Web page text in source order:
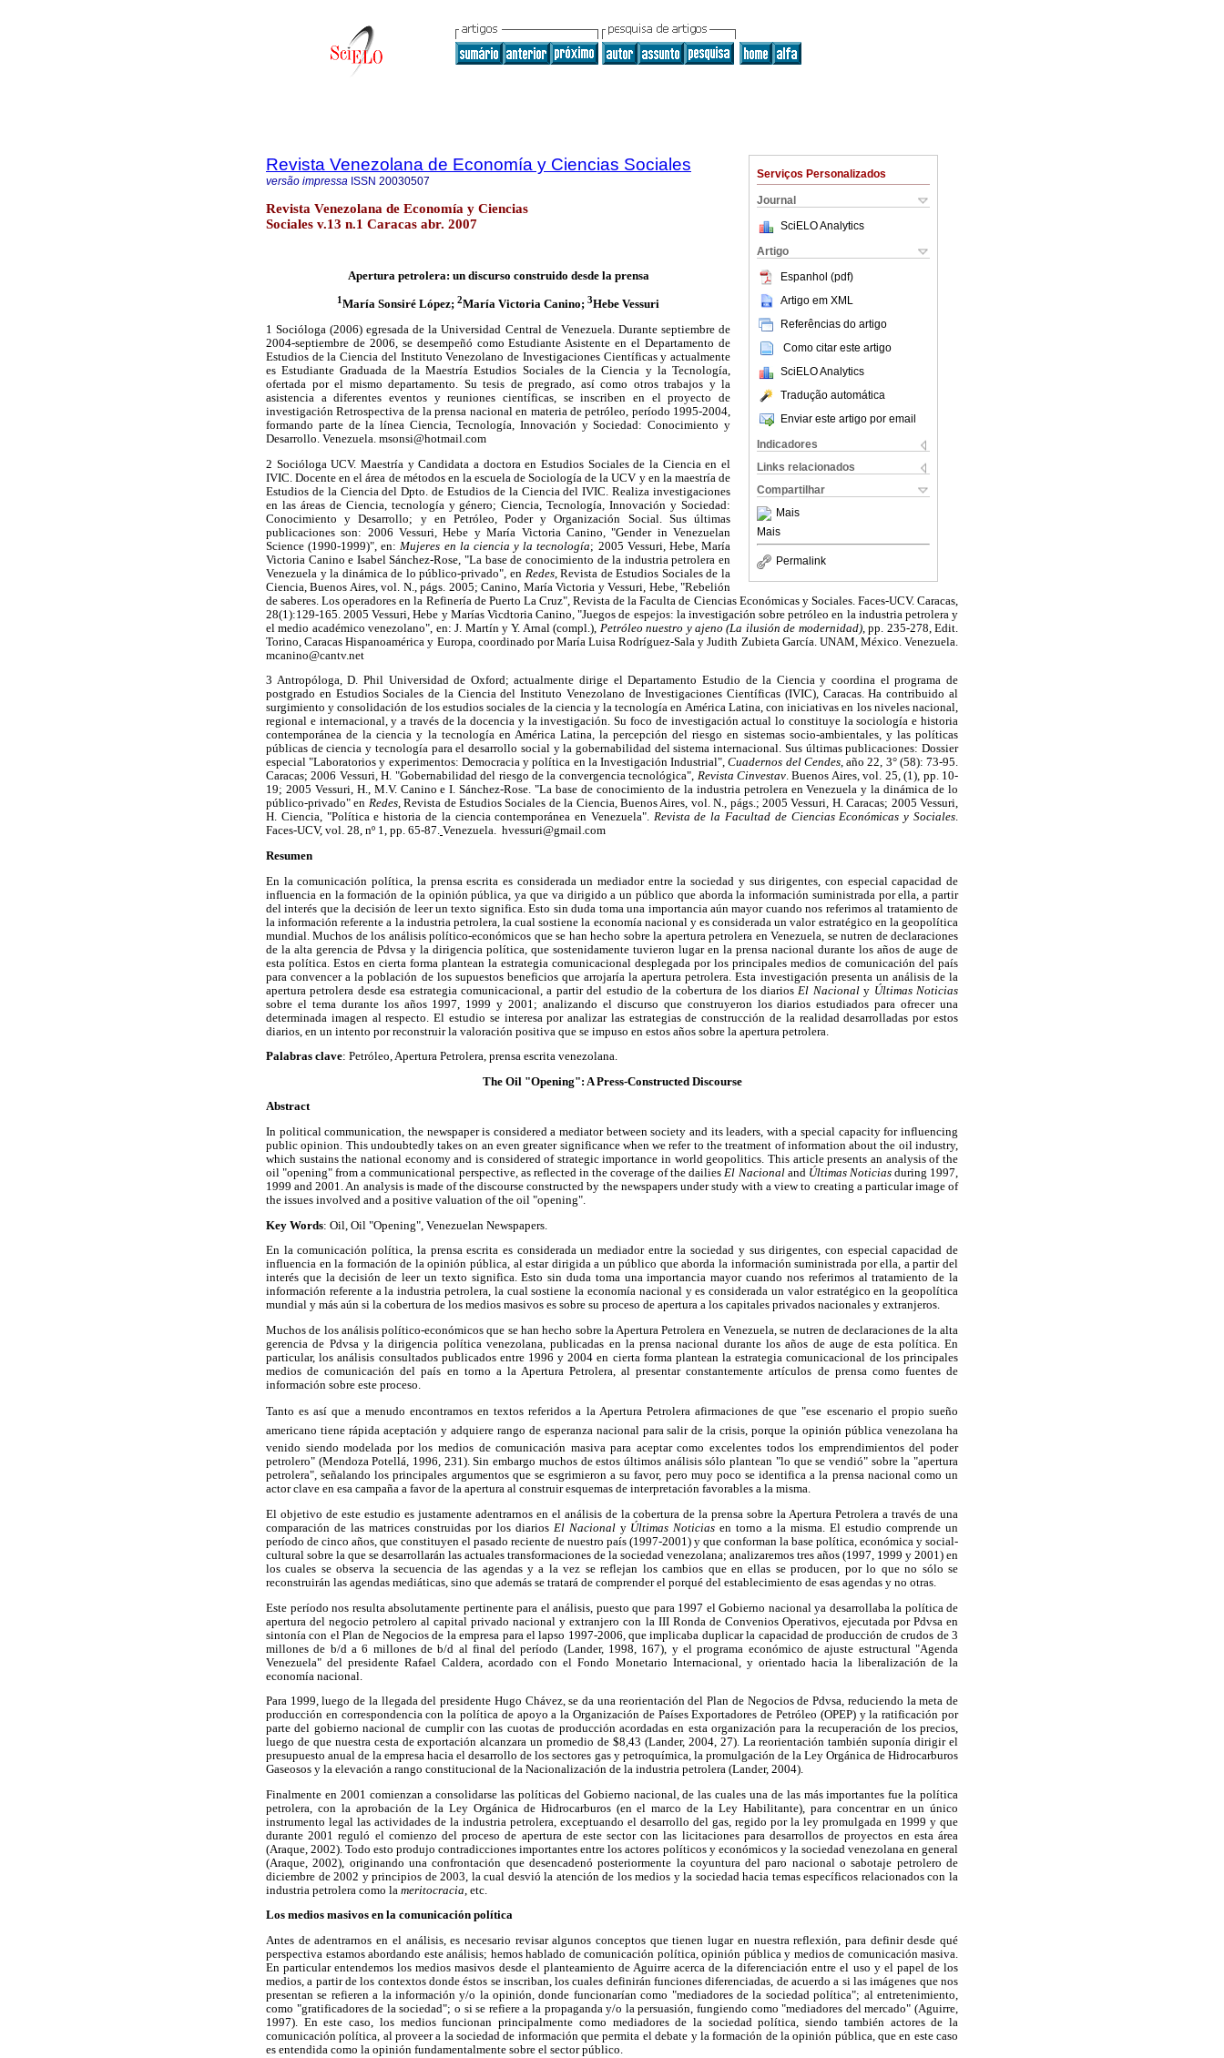
Serviços Personalizados
Journal
SciELO Analytics
Artigo
Espanhol (pdf)
Artigo em XML
Referências do artigo
Como citar este artigo
SciELO Analytics
Tradução automática
Enviar este artigo por email
Indicadores
Links relacionados
Compartilhar
Mais
Mais
Permalink
Revista Venezolana de Economía y Ciencias Sociales
versão impressa ISSN 20030507
Revista Venezolana de Economía y Ciencias
Sociales v.13 n.1 Caracas abr. 2007
Apertura petrolera: un discurso construido desde la prensa
1María Sonsiré López; 2María Victoria Canino; 3Hebe Vessuri
1 Socióloga (2006) egresada de la Universidad Central de Venezuela. Durante septiembre de
2004-septiembre de 2006, se desempeñó como Estudiante Asistente en el Departamento de
Estudios de la Ciencia del Instituto Venezolano de Investigaciones Científicas y actualmente
es Estudiante Graduada de la Maestría Estudios Sociales de la Ciencia y la Tecnología,
ofertada por el mismo departamento. Su tesis de pregrado, así como otros trabajos y la
asistencia a diferentes eventos y reuniones científicas, se inscriben en el proyecto de
investigación Retrospectiva de la prensa nacional en materia de petróleo, período 1995-2004,
formando parte de la línea Ciencia, Tecnología, Innovación y Sociedad: Conocimiento y
Desarrollo. Venezuela. msonsi@hotmail.com
2 Socióloga UCV. Maestría y Candidata a doctora en Estudios Sociales de la Ciencia en el
IVIC. Docente en el área de métodos en la escuela de Sociología de la UCV y en la maestría de
Estudios de la Ciencia del Dpto. de Estudios de la Ciencia del IVIC. Realiza investigaciones
en las áreas de Ciencia, tecnología y género; Ciencia, Tecnología, Innovación y Sociedad:
Conocimiento y Desarrollo; y en Petróleo, Poder y Organización Social. Sus últimas
publicaciones son: 2006 Vessuri, Hebe y María Victoria Canino, "Gender in Venezuelan
Science (1990-1999)", en: Mujeres en la ciencia y la tecnología; 2005 Vessuri, Hebe, María
Victoria Canino e Isabel Sánchez-Rose, "La base de conocimiento de la industria petrolera en
Venezuela y la dinámica de lo público-privado", en Redes, Revista de Estudios Sociales de la
Ciencia, Buenos Aires, vol. N., págs. 2005; Canino, María Victoria y Vessuri, Hebe, "Rebelión
de saberes. Los operadores en la Refinería de Puerto La Cruz", Revista de la Faculta de Ciencias Económicas y Sociales. Faces-UCV. Caracas,
28(1):129-165. 2005 Vessuri, Hebe y Marías Vicdtoria Canino, "Juegos de espejos: la investigación sobre petróleo en la industria petrolera y
el medio académico venezolano", en: J. Martín y Y. Arnal (compl.), Petróleo nuestro y ajeno (La ilusión de modernidad), pp. 235-278, Edit.
Torino, Caracas Hispanoamérica y Europa, coordinado por María Luisa Rodríguez-Sala y Judith Zubieta García. UNAM, México. Venezuela.
mcanino@cantv.net
3 Antropóloga, D. Phil Universidad de Oxford; actualmente dirige el Departamento Estudio de la Ciencia y coordina el programa de
postgrado en Estudios Sociales de la Ciencia del Instituto Venezolano de Investigaciones Científicas (IVIC), Caracas. Ha contribuido al
surgimiento y consolidación de los estudios sociales de la ciencia y la tecnología en América Latina, con iniciativas en los niveles nacional,
regional e internacional, y a través de la docencia y la investigación. Su foco de investigación actual lo constituye la sociología e historia
contemporánea de la ciencia y la tecnología en América Latina, la percepción del riesgo en sistemas socio-ambientales, y las políticas
públicas de ciencia y tecnología para el desarrollo social y la gobernabilidad del sistema internacional. Sus últimas publicaciones: Dossier
especial "Laboratorios y experimentos: Democracia y política en la Investigación Industrial",Cuadernos del Cendes, año 22, 3° (58): 73-95.
Caracas; 2006 Vessuri, H. "Gobernabilidad del riesgo de la convergencia tecnológica", Revista Cinvestav. Buenos Aires, vol. 25, (1), pp. 10-
19; 2005 Vessuri, H., M.V. Canino e I. Sánchez-Rose. "La base de conocimiento de la industria petrolera en Venezuela y la dinámica de lo
público-privado" en Redes, Revista de Estudios Sociales de la Ciencia, Buenos Aires, vol. N., págs.; 2005 Vessuri, H. Caracas; 2005 Vessuri,
H. Ciencia, "Política e historia de la ciencia contemporánea en Venezuela". Revista de la Facultad de Ciencias Económicas y Sociales.
Faces-UCV, vol. 28, nº 1, pp. 65-87. Venezuela. hvessuri@gmail.com
Resumen
En la comunicación política, la prensa escrita es considerada un mediador entre la sociedad y sus dirigentes, con especial capacidad de
influencia en la formación de la opinión pública, ya que va dirigido a un público que aborda la información suministrada por ella, a partir
del interés que la decisión de leer un texto significa. Esto sin duda toma una importancia aún mayor cuando nos referimos al tratamiento de
la información referente a la industria petrolera, la cual sostiene la economía nacional y es considerada un valor estratégico en la geopolítica
mundial. Muchos de los análisis político-económicos que se han hecho sobre la apertura petrolera en Venezuela, se nutren de declaraciones
de la alta gerencia de Pdvsa y la dirigencia política, que sostenidamente tuvieron lugar en la prensa nacional durante los años de auge de
esta política. Estos en cierta forma plantean la estrategia comunicacional desplegada por los principales medios de comunicación del país
para convencer a la población de los supuestos beneficios que arrojaría la apertura petrolera. Esta investigación presenta un análisis de la
apertura petrolera desde esa estrategia comunicacional, a partir del estudio de la cobertura de los diarios El Nacionaly Últimas Noticias
sobre el tema durante los años 1997, 1999 y 2001; analizando el discurso que construyeron los diarios estudiados para ofrecer una
determinada imagen al respecto. El estudio se interesa por analizar las estrategias de construcción de la realidad desarrolladas por estos
diarios, en un intento por reconstruir la valoración positiva que se impuso en estos años sobre la apertura petrolera.
Palabras clave: Petróleo, Apertura Petrolera, prensa escrita venezolana.
The Oil "Opening": A Press-Constructed Discourse
Abstract
In political communication, the newspaper is considered a mediator between society and its leaders, with a special capacity for influencing
public opinion. This undoubtedly takes on an even greater significance when we refer to the treatment of information about the oil industry,
which sustains the national economy and is considered of strategic importance in world geopolitics. This article presents an analysis of the
oil "opening" from a communicational perspective, as reflected in the coverage of the dailiesEl Nacionaland Últimas Noticiasduring 1997,
1999 and 2001. An analysis is made of the discourse constructed by the newspapers under study with a view to creating a particular image of
the issues involved and a positive valuation of the oil "opening".
Key Words: Oil, Oil "Opening", Venezuelan Newspapers.
En la comunicación política, la prensa escrita es considerada un mediador entre la sociedad y sus dirigentes, con especial capacidad de
influencia en la formación de la opinión pública, al estar dirigida a un público que aborda la información suministrada por ella, a partir del
interés que la decisión de leer un texto significa. Esto sin duda toma una importancia mayor cuando nos referimos al tratamiento de la
información referente a la industria petrolera, la cual sostiene la economía nacional y es considerada un valor estratégico en la geopolítica
mundial y más aún si la cobertura de los medios masivos es sobre su proceso de apertura a los capitales privados nacionales y extranjeros.
Muchos de los análisis político-económicos que se han hecho sobre la Apertura Petrolera en Venezuela, se nutren de declaraciones de la alta
gerencia de Pdvsa y la dirigencia política venezolana, publicadas en la prensa nacional durante los años de auge de esta política. En
particular, los análisis consultados publicados entre 1996 y 2004 en cierta forma plantean la estrategia comunicacional de los principales
medios de comunicación del país en torno a la Apertura Petrolera, al presentar constantemente artículos de prensa como fuentes de
información sobre este proceso.
Tanto es así que a menudo encontramos en textos referidos a la Apertura Petrolera afirmaciones de que "ese escenario el propio sueño
americano tiene rápida aceptación y adquiere rango de esperanza nacional para salir de la crisis, porque la opinión pública venezolana ha
venido siendo modelada por los medios de comunicación masiva para aceptar como excelentes todos los emprendimientos del poder
petrolero" (Mendoza Potellá, 1996, 231). Sin embargo muchos de estos últimos análisis sólo plantean "lo que se vendió" sobre la "apertura
petrolera", señalando los principales argumentos que se esgrimieron a su favor, pero muy poco se identifica a la prensa nacional como un
actor clave en esa campaña a favor de la apertura al construir esquemas de interpretación favorables a la misma.
El objetivo de este estudio es justamente adentrarnos en el análisis de la cobertura de la prensa sobre la Apertura Petrolera a través de una
comparación de las matrices construidas por los diarios El Nacionaly Últimas Noticias en torno a la misma. El estudio comprende un
período de cinco años, que constituyen el pasado reciente de nuestro país (1997-2001) y que conforman la base política, económica y social-
cultural sobre la que se desarrollarán las actuales transformaciones de la sociedad venezolana; analizaremos tres años (1997, 1999 y 2001) en
los cuales se observa la secuencia de las agendas y a la vez se reflejan los cambios que en ellas se producen, por lo que no sólo se
reconstruirán las agendas mediáticas, sino que además se tratará de comprender el porqué del establecimiento de esas agendas y no otras.
Este período nos resulta absolutamente pertinente para el análisis, puesto que para 1997 el Gobierno nacional ya desarrollaba la política de
apertura del negocio petrolero al capital privado nacional y extranjero con la III Ronda de Convenios Operativos, ejecutada por Pdvsa en
sintonía con el Plan de Negocios de la empresa para el lapso 1997-2006, que implicaba duplicar la capacidad de producción de crudos de 3
millones de b/d a 6 millones de b/d al final del período (Lander, 1998, 167), y el programa económico de ajuste estructural "Agenda
Venezuela" del presidente Rafael Caldera, acordado con el Fondo Monetario Internacional, y orientado hacia la liberalización de la
economía nacional.
Para 1999, luego de la llegada del presidente Hugo Chávez, se da una reorientación del Plan de Negocios de Pdvsa, reduciendo la meta de
producción en correspondencia con la política de apoyo a la Organización de Países Exportadores de Petróleo (OPEP) y la ratificación por
parte del gobierno nacional de cumplir con las cuotas de producción acordadas en esta organización para la recuperación de los precios,
luego de que nuestra cesta de exportación alcanzara un promedio de $8,43 (Lander, 2004, 27). La reorientación también suponía dirigir el
presupuesto anual de la empresa hacia el desarrollo de los sectores gas y petroquímica, la promulgación de la Ley Orgánica de Hidrocarburos
Gaseosos y la elevación a rango constitucional de la Nacionalización de la industria petrolera (Lander, 2004).
Finalmente en 2001 comienzan a consolidarse las políticas del Gobierno nacional, de las cuales una de las más importantes fue la política
petrolera, con la aprobación de la Ley Orgánica de Hidrocarburos (en el marco de la Ley Habilitante), para concentrar en un único
instrumento legal las actividades de la industria petrolera, exceptuando el desarrollo del gas, regido por la ley promulgada en 1999 y que
durante 2001 reguló el comienzo del proceso de apertura de este sector con las licitaciones para desarrollos de proyectos en esta área
(Araque, 2002). Todo esto produjo contradicciones importantes entre los actores políticos y económicos y la sociedad venezolana en general
(Araque, 2002), originando una confrontación que desencadenó posteriormente la coyuntura del paro nacional o sabotaje petrolero de
diciembre de 2002 y principios de 2003, la cual desvió la atención de los medios y la sociedad hacia temas específicos relacionados con la
industria petrolera como la meritocracia, etc.
Los medios masivos en la comunicación política
Antes de adentrarnos en el análisis, es necesario revisar algunos conceptos que tienen lugar en nuestra reflexión, para definir desde qué
perspectiva estamos abordando este análisis; hemos hablado de comunicación política, opinión pública y medios de comunicación masiva.
En particular entendemos los medios masivos desde el planteamiento de Aguirre acerca de la diferenciación entre el uso y el papel de los
medios, a partir de los contextos donde éstos se inscriban, los cuales definirán funciones diferenciadas, de acuerdo a si las imágenes que nos
presentan se refieren a la información y/o la opinión, donde funcionarían como "mediadores de la sociedad política"; al entretenimiento,
como "gratificadores de la sociedad"; o si se refiere a la propaganda y/o la persuasión, fungiendo como "mediadores del mercado" (Aguirre,
1997). En este caso, los medios funcionan principalmente como mediadores de la sociedad política, siendo también actores de la
comunicación política, al proveer a la sociedad de información que permita el debate y la formación de la opinión pública, que en este caso
es entendida como la opinión fundamentalmente sobre el sector público.